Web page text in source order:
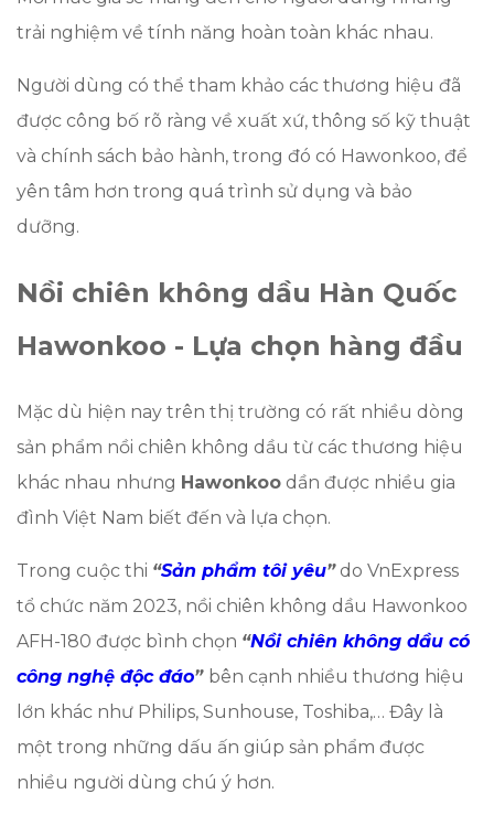
trải nghiệm về tính năng hoàn toàn khác nhau.
Người dùng có thể tham khảo các thương hiệu đã
được công bố rõ ràng về xuất xứ, thông số kỹ thuật
và chính sách bảo hành, trong đó có Hawonkoo, để
yên tâm hơn trong quá trình sử dụng và bảo
dưỡng.
Nồi chiên không dầu Hàn Quốc
Hawonkoo - Lựa chọn hàng đầu
Mặc dù hiện nay trên thị trường có rất nhiều dòng
sản phẩm nồi chiên không dầu từ các thương hiệu
khác nhau nhưng Hawonkoo dần được nhiều gia
đình Việt Nam biết đến và lựa chọn.
Trong cuộc thi “Sản phẩm tôi yêu”do VnExpress
tổ chức năm 2023, nồi chiên không dầu Hawonkoo
AFH-180 được bình chọn “Nồi chiên không dầu có
công nghệ độc đáo” bên cạnh nhiều thương hiệu
lớn khác như Philips, Sunhouse, Toshiba,… Đây là
một trong những dấu ấn giúp sản phẩm được
nhiều người dùng chú ý hơn.